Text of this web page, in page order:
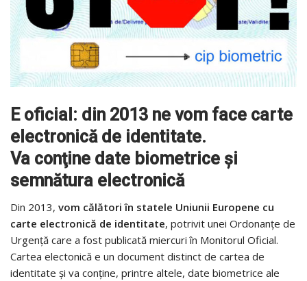
E oficial: din 2013 ne vom face carte
electronică de identitate.
Va conţine date biometrice şi
semnătura electronică
Din 2013, vom călători în statele Uniunii Europene cu
carte electronică de identitate, potrivit unei Ordonanţe de
Urgenţă care a fost publicată miercuri în Monitorul Oficial.
Cartea electonică e un document distinct de cartea de
identitate şi va conţine, printre altele, date biometrice ale